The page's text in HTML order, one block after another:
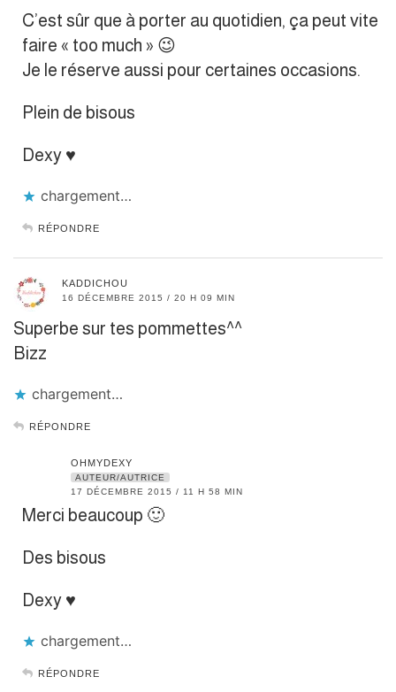
C’est sûr que à porter au quotidien, ça peut vite
faire « too much » 😉
Je le réserve aussi pour certaines occasions.
Plein de bisous
Dexy ♥
chargement…
RÉPONDRE
KADDICHOU
16 DÉCEMBRE 2015 / 20 H 09 MIN
Superbe sur tes pommettes^^
Bizz
chargement…
RÉPONDRE
OHMYDEXY
AUTEUR/AUTRICE
17 DÉCEMBRE 2015 / 11 H 58 MIN
Merci beaucoup 🙂
Des bisous
Dexy ♥
chargement…
RÉPONDRE